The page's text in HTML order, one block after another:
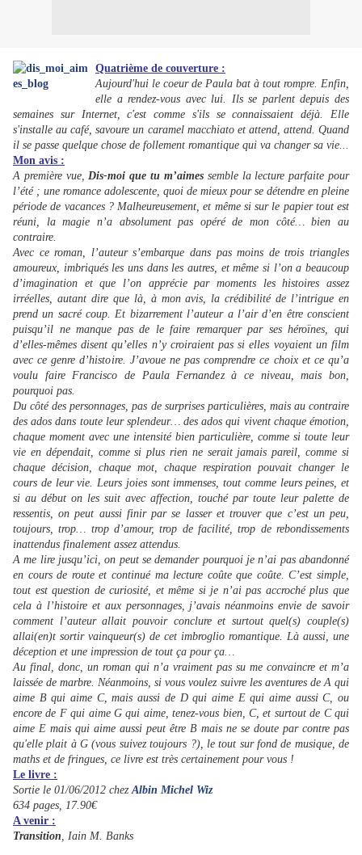
Quatrième de couverture :
Aujourd'hui le coeur de Paula bat à tout rompre. Enfin,
elle a rendez-vous avec lui. Ils se parlent depuis des
semaines sur Internet, c'est comme s'ils se connaissaient déjà. Elle
s'installe au café, savoure un caramel macchiato et attend, attend. Quand
il se passe quelque chose de follement romantique qui va changer sa vie...
Mon avis :
A première vue,Dis-moi que tu m’aimessemble la lecture parfaite pour
l’été ; une romance adolescente, quoi de mieux pour se détendre en pleine
période de vacances ? Malheureusement, et même si sur le papier tout est
réuni, la magie n’a absolument pas opéré de mon côté… bien au
contraire.
Avec ce roman, l’auteur s’embarque dans pas moins de trois triangles
amoureux, imbriqués les uns dans les autres, et même si l’on a beaucoup
d’imagination et que l’on apprécie par moments les histoires assez
irréelles, autant dire que là, à mon avis, la crédibilité de l’intrigue en
prend un sacré coup. Et bizarrement l’auteur a l’air d’en être conscient
puisqu’il ne manque pas de le faire remarquer par ses héroïnes, qui
d’elles-mêmes disent qu’elles n’y croiraient pas si elles voyaient un film
avec ce genre d’histoire. J’avoue ne pas comprendre ce choix et ce qu’a
voulu faire Francisco de Paula Fernandez à ce niveau, mais bon,
pourquoi pas.
Du côté des personnages, pas de surprises particulières, mais au contraire
des ados dans toute leur splendeur… des ados qui vivent chaque émotion,
chaque moment avec une intensité bien particulière, comme si toute leur
vie en dépendait, comme si plus rien ne serait jamais pareil, comme si
chaque décision, chaque mot, chaque respiration pouvait changer le
cours de leur vie. Leurs joies sont immenses, tout comme leurs peines, et
si au début on les suit avec affection, touché par toute leur palette de
ressentis, on peut aussi finir par se lasser et trouver que c’est un peu,
toujours, trop… trop d’amour, trop de facilité, trop de rebondissements
inattendus finalement assez attendus.
A me lire jusqu’ici, on peut se demander pourquoi je n’ai pas abandonné
en cours de route et continué ma lecture coûte que coûte. C’est simple,
tout est question de curiosité, et même si je n’ai pas accroché plus que
cela à l’histoire et aux personnages, j’avais néanmoins envie de savoir
comment l’auteur allait pouvoir conclure et surtout quel(s) couple(s)
allai(en)t sortir vainqueur(s) de cet imbroglio romantique. Là aussi, une
déception et une impression de tout ça pour ça…
Au final, donc, un roman qui n’a vraiment pas su me convaincre et m’a
laissée de marbre. Néanmoins, si vous voulez suivre les aventures de A qui
aime B qui aime C, mais aussi de D qui aime E qui aime aussi C, ou
encore de F qui aime G qui aime, tenez-vous bien, C, et surtout de C qui
aime E mais qui aime aussi peut être B mais ne se doute par contre pas
qu'elle plait à G (vous suivez toujours ?), le tout sur fond de musique, de
maths et de fringues, ce livre est très certainement pour vous !
Le livre :
Sortie le 01/06/2012 chezAlbin Michel Wiz
634 pages, 17.90€
A venir :
Transition, Iain M. Banks